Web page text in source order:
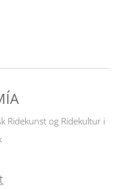
Ridekunst og Ridekultur i